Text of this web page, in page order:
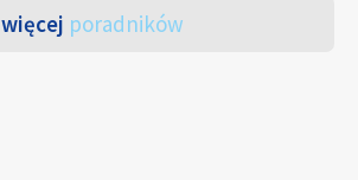
więcej poradników